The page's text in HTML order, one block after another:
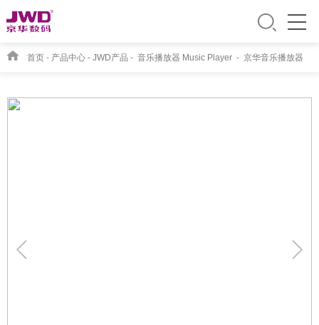
首页- 产品中心- JWD产品 - 音乐播放器 Music Player- 京华音乐播放器